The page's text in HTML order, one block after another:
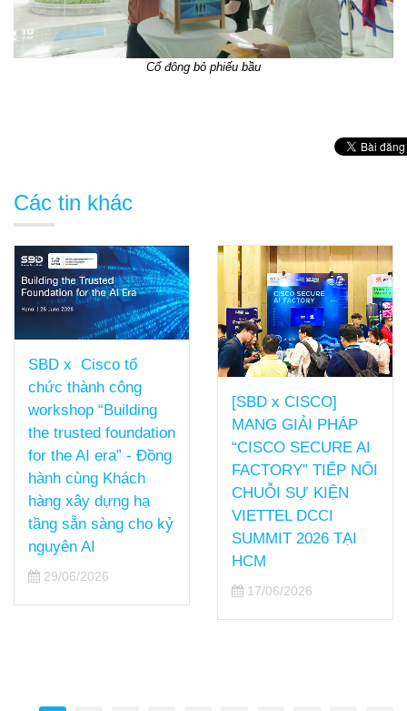
Cổ đông bỏ phiếu bầu
Các tin khác
SBD x Cisco tổ
chức thành công
workshop “Building
the trusted foundation
for the AI era” - Đồng
hành cùng Khách
hàng xây dựng hạ
tầng sẵn sàng cho kỷ
nguyên AI
29/06/2026
[SBD x CISCO]
MANG GIẢI PHÁP
“CISCO SECURE AI
FACTORY” TIẾP NỐI
CHUỖI SỰ KIỆN
VIETTEL DCCI
SUMMIT 2026 TẠI
HCM
17/06/2026